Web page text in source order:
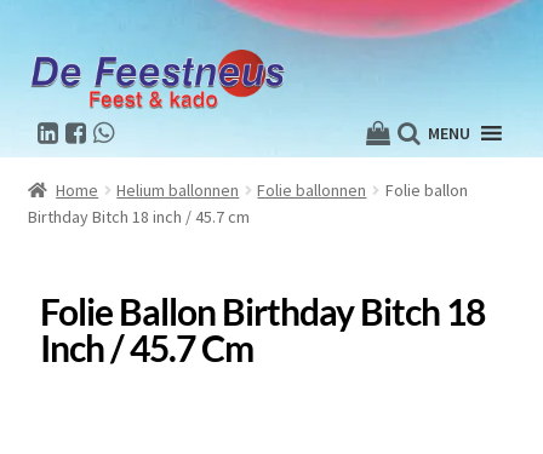
MENU
Home Helium ballonnen Folie ballonnen
Folie ballon
Birthday Bitch 18 inch / 45.7 cm
Folie Ballon Birthday Bitch 18
Inch / 45.7 Cm